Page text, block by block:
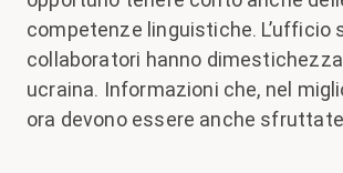
competenze linguistiche. L’ufficio
collaboratori hanno
ucraina. Informazioni che, nel
ora devono essere anche